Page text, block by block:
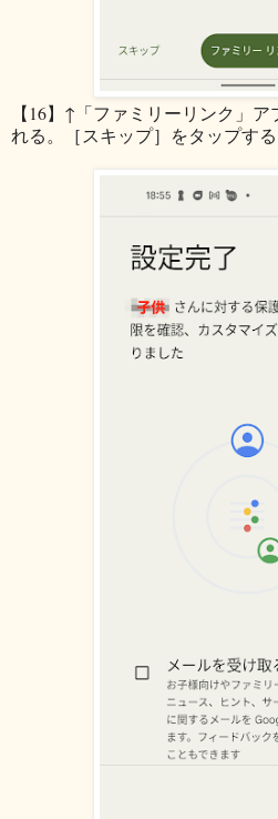
【16】↑「ファミリーリンク」
れる。［スキップ］をタップする